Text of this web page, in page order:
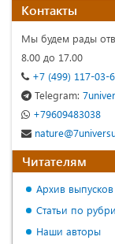
Контакты
Мы будем рады
8.00 до 17.00
+7 (499) 117-03-
Telegram:
+79609483038
Читателям
Архив выпусков
Статьи по
Наши авторы